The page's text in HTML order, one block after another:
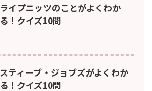
ライプニッツのことがよくわか
る！クイズ10問
スティーブ・ジョブズがよくわか
る！クイズ10問